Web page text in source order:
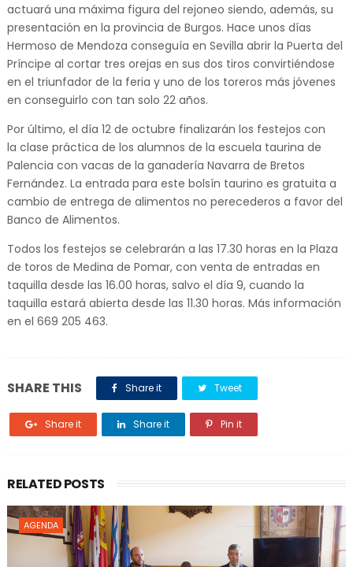
actuará una máxima figura del rejoneo siendo, además, su
presentación en la provincia de Burgos. Hace unos días
Hermoso de Mendoza conseguía en Sevilla abrir la Puerta del
Príncipe al cortar tres orejas en sus dos tiros convirtiéndose
en el triunfador de la feria y uno de los toreros más jóvenes
en conseguirlo con tan solo 22 años.
Por último, el día 12 de octubre finalizarán los festejos con
la clase práctica de los alumnos de la escuela taurina de
Palencia con vacas de la ganadería Navarra de Bretos
Fernández. La entrada para este bolsín taurino es gratuita a
cambio de entrega de alimentos no perecederos a favor del
Banco de Alimentos.
Todos los festejos se celebrarán a las 17.30 horas en la Plaza
de toros de Medina de Pomar, con venta de entradas en
taquilla desde las 16.00 horas, salvo el día 9, cuando la
taquilla estará abierta desde las 11.30 horas. Más información
en el 669 205 463.
SHARE THIS Share it Tweet
Share it Share it Pin it
RELATED POSTS
AGENDA